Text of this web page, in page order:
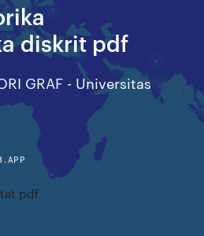
diskrit pdf
GRAF - Universitas
pdf